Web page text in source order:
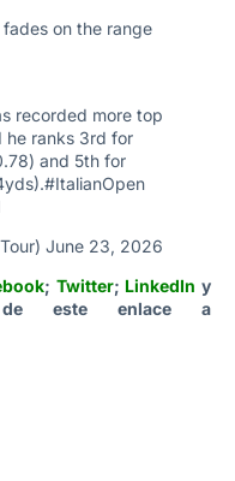
on the range
recorded more top
he ranks 3rd for
and 5th for
#ItalianOpen
June 23, 2026
; Twitter; LinkedIn y
de este enlace a